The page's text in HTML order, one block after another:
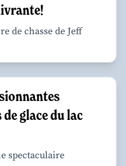
de chasse de Jeff
glace du lac
spectaculaire